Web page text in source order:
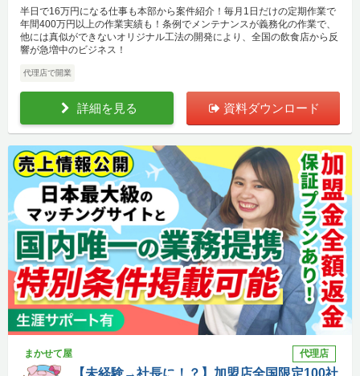
半日で16万円になる仕事も本部から案件紹介！毎月1日だけの定期作業で
年間400万円以上の作業実績も！条例でメンテナンスが義務化の作業で、
他には真似ができないオリジナル工法の開発により、全国の飲食店から反
響が急増中のビジネス！
代理店で開業
詳細を見る 資料ダウンロード
まかせて屋 代理店